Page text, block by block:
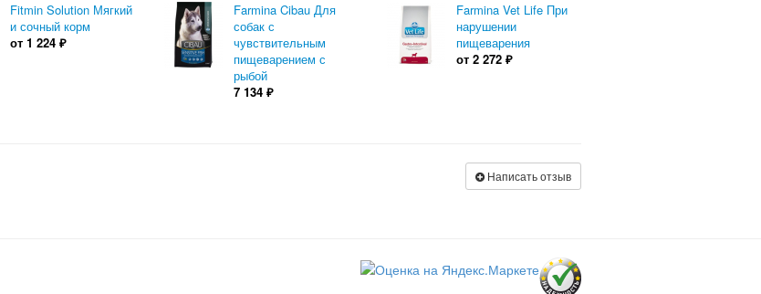
Fitmin Solution Мягкий
и сочный корм
от1 224 ₽
Farmina Cibau Для
собак с
чувствительным
пищеварением с
рыбой
7 134 ₽
Farmina Vet Life При
нарушении
пищеварения
от 2 272 ₽
Написать отзыв